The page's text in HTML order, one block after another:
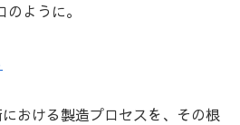
ように。
おける製造プロセスを、その根